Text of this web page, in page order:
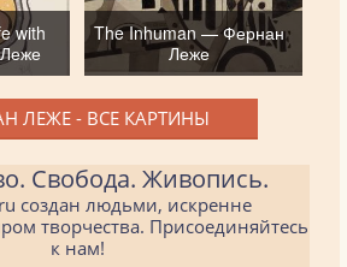
with
The Inhuman — Фернан
Леже
ЛЕЖЕ - ВСЕ КАРТИНЫ
Свобода. Живопись.
создан людьми, искренне
творчества. Присоединяйтесь
к нам!